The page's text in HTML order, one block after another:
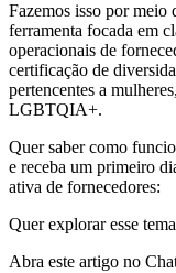
Fazemos isso por meio
ferramenta focada em
operacionais de
certificação de
pertencentes a
LGBTQIA+.
Quer saber como
e receba um primeiro
ativa de fornecedores:
Quer explorar esse
Abra este artigo no